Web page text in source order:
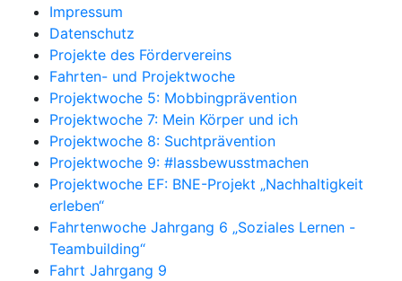
Impressum
Datenschutz
Projekte des Fördervereins
Fahrten- und Projektwoche
Projektwoche 5: Mobbingprävention
Projektwoche 7: Mein Körper und ich
Projektwoche 8: Suchtprävention
Projektwoche 9: #lassbewusstmachen
Projektwoche EF: BNE-Projekt „Nachhaltigkeit
erleben“
Fahrtenwoche Jahrgang 6 „Soziales Lernen -
Teambuilding“
Fahrt Jahrgang 9